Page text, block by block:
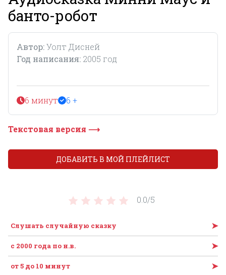
банто-робот
Автор:Уолт Дисней
Год написания: 2005 год
6 минут 6 +
Текстовая версия ⟶
0.0/5
Слушать случайную сказку ➤
c 2000 года по н.в. ➤
от 5 до 10 минут ➤
ДОБАВИТЬ В МОЙ ПЛЕЙЛИСТ